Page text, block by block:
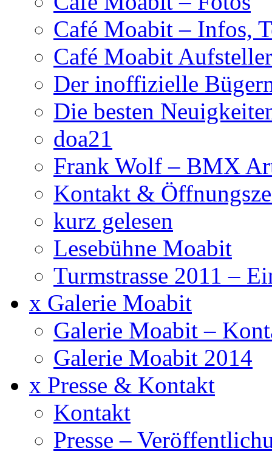
Café Moabit – Infos,
Café Moabit Aufsteller
Der inoffizielle
Die besten
doa21
Frank Wolf – BMX
Kontakt &
kurz gelesen
Lesebühne Moabit
Turmstrasse 2011 –
x Galerie Moabit
Galerie Moabit –
Galerie Moabit 2014
x Presse & Kontakt
Kontakt
Presse –